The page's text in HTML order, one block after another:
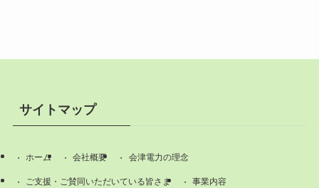
サイトマップ
ホーム 会社概要 会津電力の理念
ご支援・ご賛同いただいている皆さま 事業内容